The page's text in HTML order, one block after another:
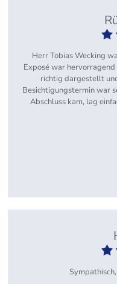
Herr Tobias Wecking
Exposé war
richtig dargestellt
Besichtigungstermin war
Abschluss kam, lag